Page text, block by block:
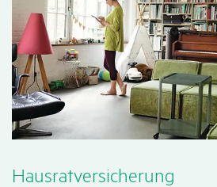
Haus­rat­ver­si­che­rung